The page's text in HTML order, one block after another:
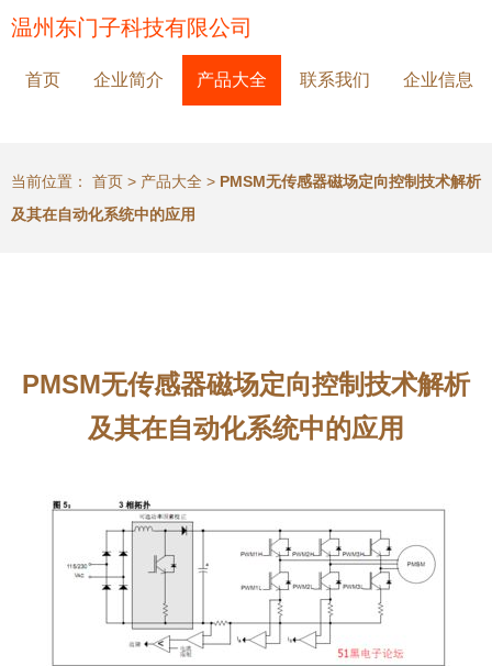
温州东门子科技有限公司
首页 企业简介 产品大全 联系我们 企业信息
当前位置： 首页 > 产品大全 > PMSM无传感器磁场定向控制技术解析
及其在自动化系统中的应用
PMSM无传感器磁场定向控制技术解析
及其在自动化系统中的应用